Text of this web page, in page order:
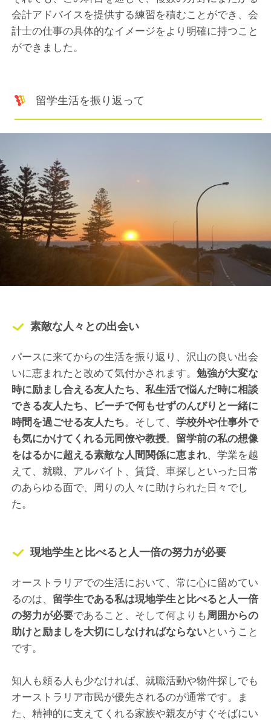
会計アドバイスを提供する練習を積むことができ、会
計士の仕事の具体的なイメージをより明確に持つこと
ができました。
留学生活を振り返って
素敵な人々との出会い
パースに来てからの生活を振り返り、沢山の良い出会
いに恵まれたと改めて気付かされます。勉強が大変な
時に励まし合える友人たち、私生活で悩んだ時に相談
できる友人たち、ビーチで何もせずのんびりと一緒に
時間を過ごせる友人たち。そして、学校外や仕事外で
も気にかけてくれる元同僚や教授。 留学前の私の想像
をはるかに超える素敵な人間関係に恵まれ、学業を越
えて、就職、アルバイト、賃貸、車探しといった日常
のあらゆる面で、周りの人々に助けられた日々でし
た。
現地学生と比べると人一倍の努力が必要
オーストラリアでの生活において、常に心に留めてい
るのは、 留学生である私は現地学生と比べると人一倍
の努力が必要であること、そして何よりも 周囲からの
助けと励ましを大切にしなければならないということ
です。
知人も頼る人も少なければ、就職活動や物件探しでも
オーストラリア市民が優先されるのが通常です。ま
た、精神的に支えてくれる家族や親友がすぐそばにい